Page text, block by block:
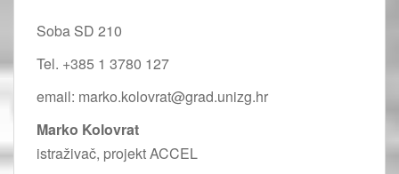
Soba SD 210
Tel. +385 1 3780 127
email: marko.kolovrat@grad.unizg.hr
Marko Kolovrat
istraživač, projekt ACCEL